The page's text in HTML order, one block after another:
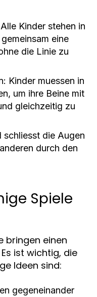
Alle Kinder stehen in
eine
die Linie zu
Kinder muessen in
um ihre Beine mit
gleichzeitig zu
schliesst die Augen
durch den
Spiele
bringen einen
ist wichtig, die
Ideen sind:
gegeneinander